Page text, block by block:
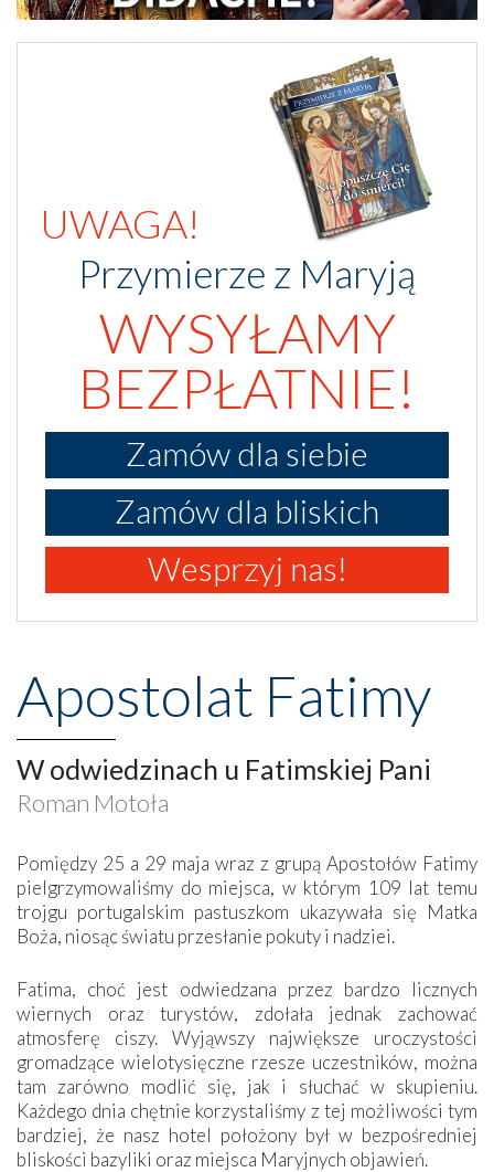
UWAGA!
Przymierze z Maryją
WYSYŁAMY
BEZPŁATNIE!
Zamów dla siebie
Zamów dla bliskich
Wesprzyj nas!
Apostolat Fatimy
W odwiedzinach u Fatimskiej Pani
Roman Motoła
Pomiędzy 25 a 29 maja wraz z grupą Apostołów Fatimy
pielgrzymowaliśmy do miejsca, w którym 109 lat temu
trojgu portugalskim pastuszkom ukazywała się Matka
Boża, niosąc światu przesłanie pokuty i nadziei.
Fatima, choć jest odwiedzana przez bardzo licznych
wiernych oraz turystów, zdołała jednak zachować
atmosferę ciszy. Wyjąwszy największe uroczystości
gromadzące wielotysięczne rzesze uczestników, można
tam zarówno modlić się, jak i słuchać w skupieniu.
Każdego dnia chętnie korzystaliśmy z tej możliwości tym
bardziej, że nasz hotel położony był w bezpośredniej
bliskości bazyliki oraz miejsca Maryjnych objawień.